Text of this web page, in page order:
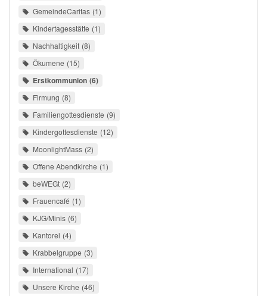
GemeindeCaritas 1
Kindertagesstätte 1
Nachhaltigkeit 8
Ökumene 15
Erstkommunion 6
Firmung 8
Familiengottesdienste 9
Kindergottesdienste 12
MoonlightMass 2
Offene Abendkirche 1
beWEGt 2
Frauencafé 1
KJG/Minis 6
Kantorei 4
Krabbelgruppe 3
International 17
Unsere Kirche 46